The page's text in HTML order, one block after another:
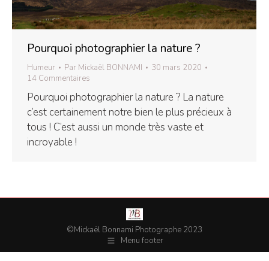
Pourquoi photographier la nature ?
Humeur Par Mickaël BONNAMI
30 mars 2020
14 Commentaires
Pourquoi photographier la nature ? La nature
c’est certainement notre bien le plus précieux à
tous ! C’est aussi un monde très vaste et
incroyable !
©Mickaël Bonnami Photographe 2023
Menu footer